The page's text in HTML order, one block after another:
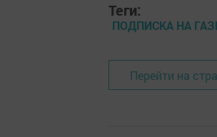
Теги:
ПОДПИСКА НА
Перейти на